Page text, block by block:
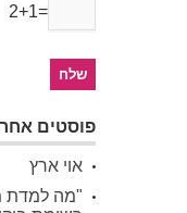
2+1=
פוסטים
אוי ארץ